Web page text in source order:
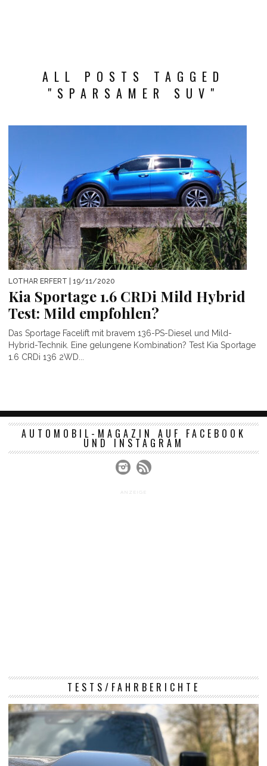
ALL POSTS TAGGED
"SPARSAMER SUV"
LOTHAR ERFERT | 19/11/2020
Kia Sportage 1.6 CRDi Mild Hybrid
Test: Mild empfohlen?
Das Sportage Facelift mit bravem 136-PS-Diesel und Mild-
Hybrid-Technik. Eine gelungene Kombination? Test Kia Sportage
1.6 CRDi 136 2WD...
AUTOMOBIL-MAGAZIN AUF FACEBOOK
UND INSTAGRAM
ANZEIGE
TESTS/FAHRBERICHTE